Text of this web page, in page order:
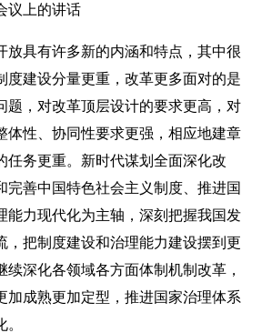
议上的讲话
放具有许多新的内涵和特点，其中很
度建设分量更重，改革更多面对的是
题，对改革顶层设计的要求更高，对
体性、协同性要求更强，相应地建章
任务更重。新时代谋划全面深化改
完善中国特色社会主义制度、推进国
能力现代化为主轴，深刻把握我国发
，把制度建设和治理能力建设摆到更
续深化各领域各方面体制机制改革，
加成熟更加定型，推进国家治理体系